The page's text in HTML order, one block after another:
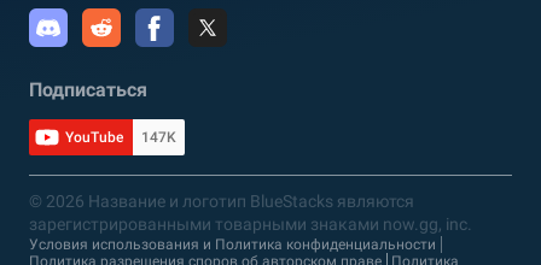
Подписаться
YouTube 147K
© 2026 Название и логотип BlueStacks являются
зарегистрированными товарными знаками now.gg, inc.
Условия использования и Политика конфиденциальности